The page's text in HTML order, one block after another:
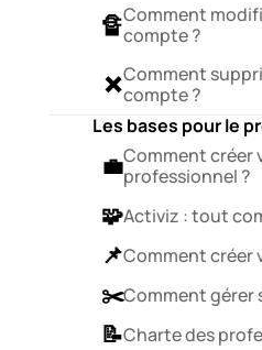
🔏Comment
compte ?
❌Comment
compte ?
Les bases pour le
💼Comment créer
professionnel ?
🧩Activiz : tout
📌Comment créer
✂️Comment gérer
📝Charte des